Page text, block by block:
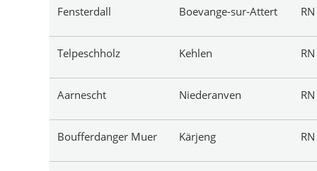
Fensterdall Boevange-sur-Attert RN
Telpeschholz Kehlen RN
Aarnescht Niederanven RN
Boufferdanger Muer Kärjeng RN